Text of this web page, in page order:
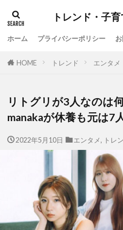
トレンド・子
ホーム プライバシーポリシー
HOME トレンド エンタメ
リトグリが3人なのは
manakaが休養も元は7
2022年5月10日 エンタメ, トレ